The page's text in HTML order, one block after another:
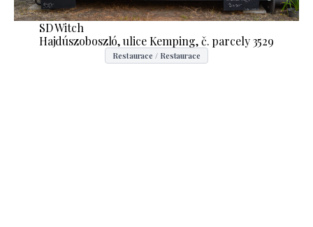
SD Witch
Hajdúszoboszló, ulice Kemping, č. parcely 3529
Restaurace / Restaurace